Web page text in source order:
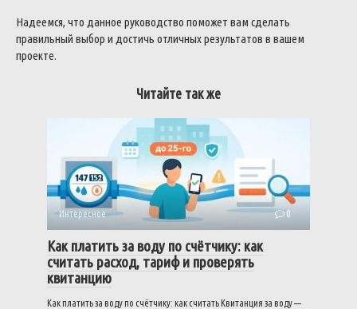
Надеемся, что данное руководство поможет вам сделать
правильный выбор и достичь отличных результатов в вашем
проекте.
Читайте так же
Интересное 0
Как платить за воду по счётчику: как
считать расход, тариф и проверять
квитанцию
Как платить за воду по счётчику: как считать Квитанция за воду —